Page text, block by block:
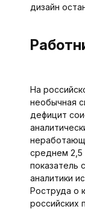
дизайн
На
необычная
дефицит
среднем 2,5
показатель
аналитики
Роструда о
российских